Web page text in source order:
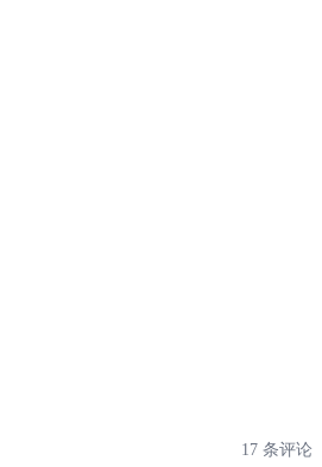
17 条评论